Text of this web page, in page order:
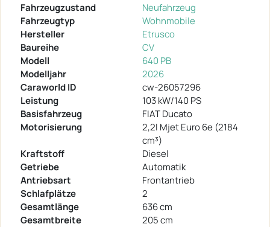
Fahrzeugzustand
Neufahrzeug
Fahrzeugtyp
Wohnmobile
Hersteller
Etrusco
Baureihe
CV
Modell
640 PB
Modelljahr
2026
Caraworld ID
cw-26057296
Leistung
103 kW/140 PS
Basisfahrzeug
FIAT Ducato
Motorisierung
2,2l Mjet Euro 6e (2184
cm³)
Kraftstoff
Diesel
Getriebe
Automatik
Antriebsart
Frontantrieb
Schlafplätze
2
Gesamtlänge
636 cm
Gesamtbreite
205 cm